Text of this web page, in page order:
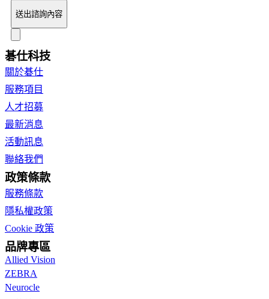
送出諮詢內容
碁仕科技
關於碁仕
服務項目
人才招募
最新消息
活動訊息
聯絡我們
政策條款
服務條款
隱私權政策
Cookie 政策
品牌專區
Allied Vision
ZEBRA
Neurocle